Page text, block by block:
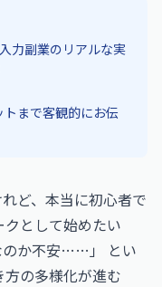
力副業のリアルな実
まで客観的にお伝
ど、本当に初心者で
として始めたい
のか不安……」 とい
の多様化が進む